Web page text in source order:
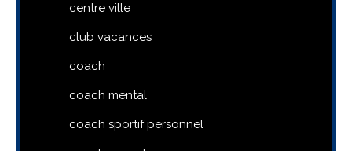
centre ville
club vacances
coach
coach mental
coach sportif personnel